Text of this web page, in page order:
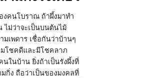
งคนโบราณ ถ้าผึ้งมาทำ
ไม่ว่าจะเป็นบนต้นไม้
มเพดาร เชื่อกันว่าบ้านๆ
โชคดีและมีโชคลาภ
ในบ้าน ยิ่งถ้าเป็นรังผึ้งที่
กิ่ง ถือว่าเป็นของมงคลที่